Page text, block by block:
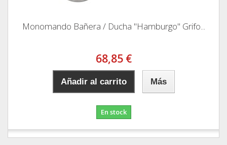
Monomando Bañera / Ducha "Hamburgo" Grifo...
68,85 €
Añadir al carrito Más
En stock